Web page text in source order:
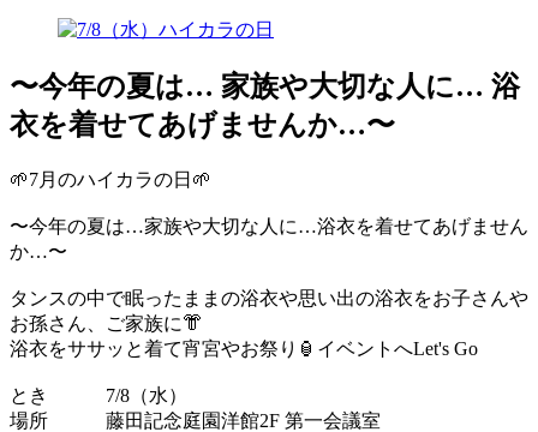
〜今年の夏は… 家族や大切な人に… 浴
衣を着せてあげませんか…〜
🌱7月のハイカラの日🌱
〜今年の夏は…家族や大切な人に…浴衣を着せてあげません
か…〜
タンスの中で眠ったままの浴衣や思い出の浴衣をお子さんや
お孫さん、ご家族に👘
浴衣をササッと着て宵宮やお祭り🏮イベントへLet's Go
とき 7/8（水）
場所 藤田記念庭園洋館2F 第一会議室